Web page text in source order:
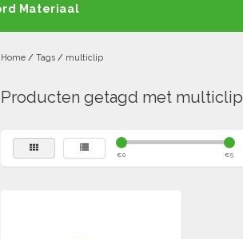
Materiaal
Home/ Tags/ multiclip
Producten getagd met multiclip
€0 €5